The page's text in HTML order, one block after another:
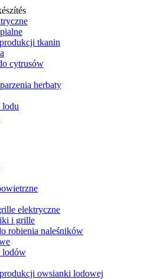
tkanin
cytrusów
herbaty
lodu
elektryczne
i grille
robienia naleśników
lodów
owsianki lodowej